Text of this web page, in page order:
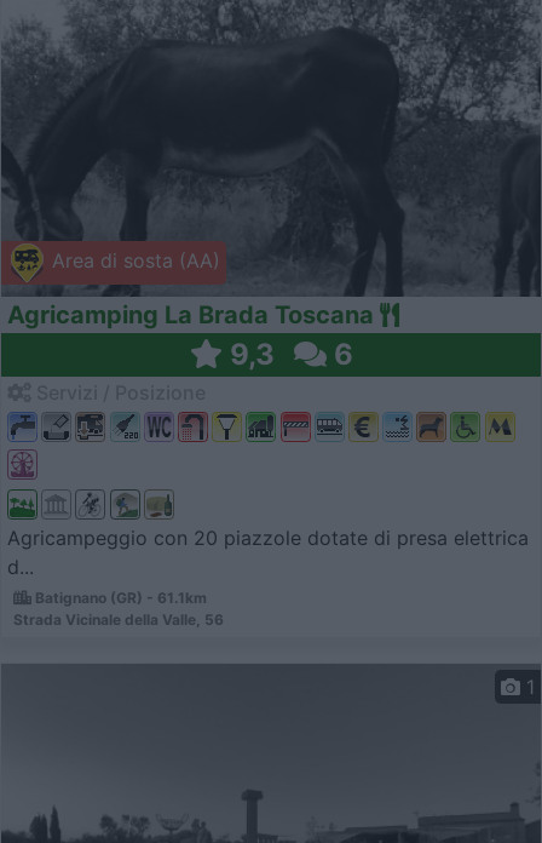
Area di sosta (AA)
Agricamping La Brada Toscana
9,3 6
Agricampeggio con 20 piazzole dotate di presa elettrica
d...
Batignano (GR) - 61.1km
Strada Vicinale della Valle, 56
1